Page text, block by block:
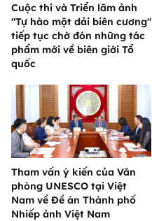
Cuộc thi và Triển lãm ảnh
"Tự hào một dải biên cương"
tiếp tục chờ đón những tác
phẩm mới về biên giới Tổ
quốc
Tham vấn ý kiến của Văn
phòng UNESCO tại Việt
Nam về Đề án Thành phố
Nhiếp ảnh Việt Nam